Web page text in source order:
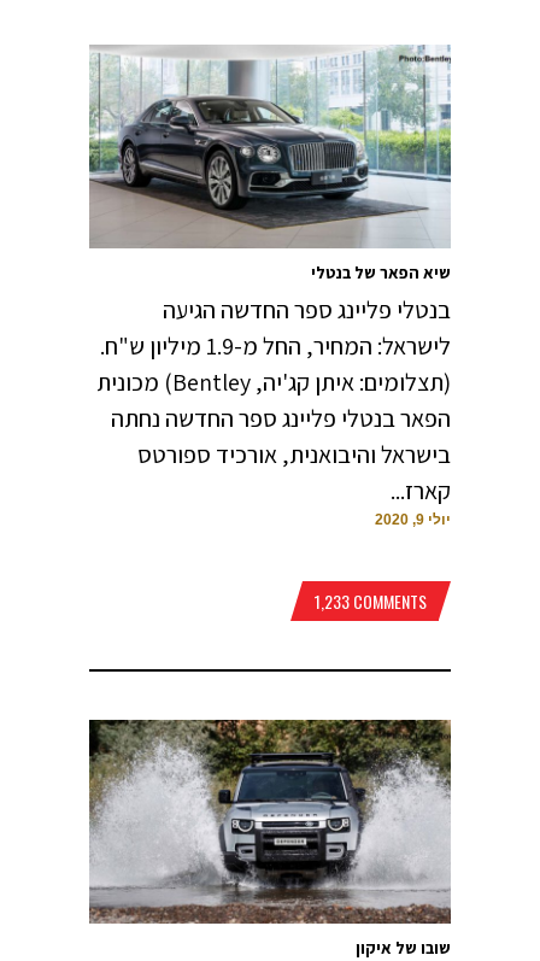
שיא הפאר של בנטלי
בנטלי פליינג ספר החדשה הגיעה
לישראל: המחיר, החל מ-1.9 מיליון ש"ח.
(תצלומים: איתן קג'יה, Bentley) מכונית
הפאר בנטלי פליינג ספר החדשה נחתה
בישראל והיבואנית, אורכיד ספורטס
קארז...
יולי 9, 2020
1,233 COMMENTS
שובו של איקון